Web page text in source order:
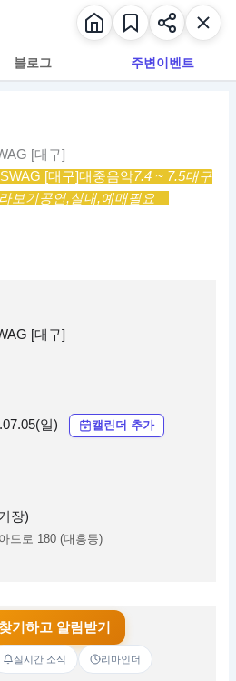
블로그 주변이벤트
[대구]
[대구]대중음악7.4 ~ 7.5대구
보기공연,실내,예매필요
[대구]
일) 캘린더 추가
장)
드로 180 (대흥동)
기하고 알림받기
실시간 소식 리마인더